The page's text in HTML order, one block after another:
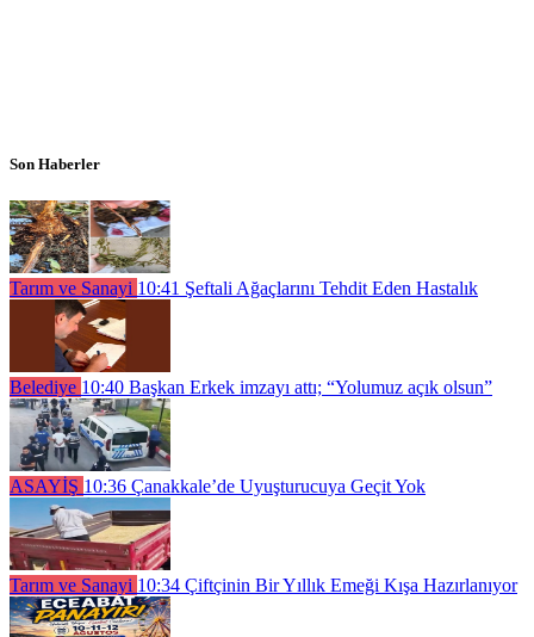
Son Haberler
Tarım ve Sanayi 10:41 Şeftali Ağaçlarını Tehdit Eden Hastalık
Belediye 10:40 Başkan Erkek imzayı attı; “Yolumuz açık olsun”
ASAYİŞ 10:36 Çanakkale’de Uyuşturucuya Geçit Yok
Tarım ve Sanayi 10:34 Çiftçinin Bir Yıllık Emeği Kışa Hazırlanıyor